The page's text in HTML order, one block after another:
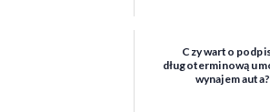
Czy warto
długoterminową
wynajem auta?